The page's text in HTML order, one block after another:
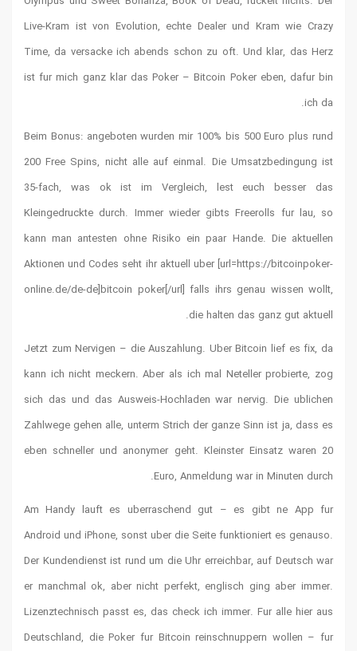
Live-
Time, da
ist fur
Beim
200 Free
35-fach,
kann man
Aktionen
Jetzt zum
kann ich
sich das
Zahlwege
eben
Am
Android
Der
er